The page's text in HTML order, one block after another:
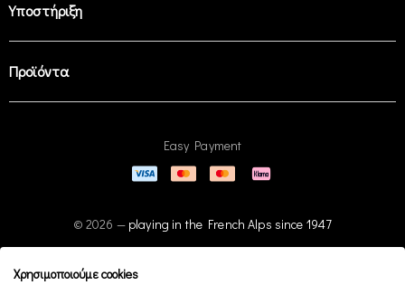
Υποστήριξη
Προϊόντα
Easy Payment
© 2026 — playing in the French Alps since 1947
Χρησιμοποιούμε cookies